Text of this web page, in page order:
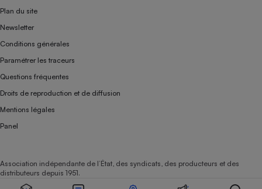
Plan du site
Newsletter
Conditions générales
Paramétrer les traceurs
Questions fréquentes
Droits de reproduction et de diffusion
Mentions légales
Panel
Association indépendante de l’État, des syndicats, des producteurs et des
distributeurs depuis 1951.